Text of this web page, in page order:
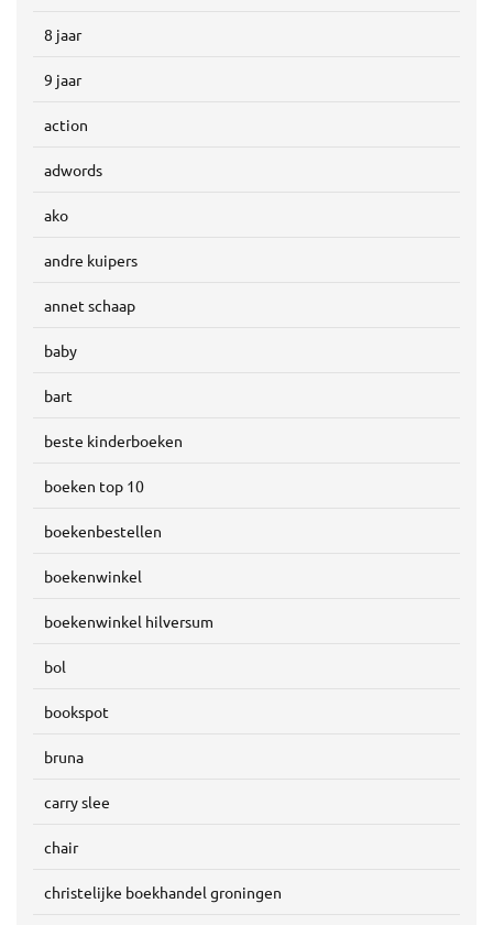
8 jaar
9 jaar
action
adwords
ako
andre kuipers
annet schaap
baby
bart
beste kinderboeken
boeken top 10
boekenbestellen
boekenwinkel
boekenwinkel hilversum
bol
bookspot
bruna
carry slee
chair
christelijke boekhandel groningen